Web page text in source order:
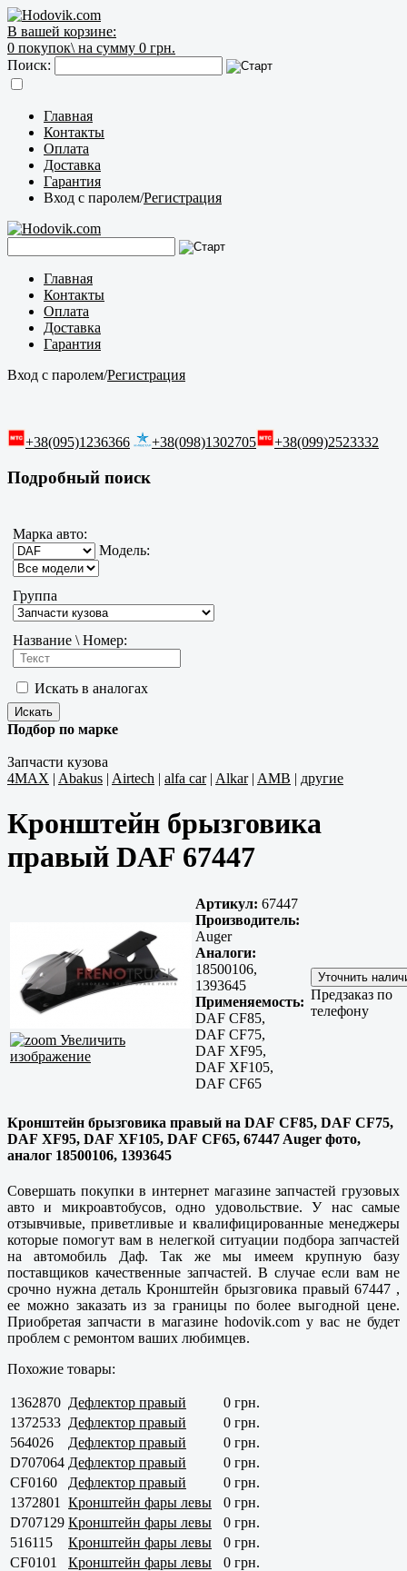
В вашей корзине:
0 покупок\ на сумму 0 грн.
Поиск:
Главная
Контакты
Оплата
Доставка
Гарантия
Вход с паролем/Регистрация
Главная
Контакты
Оплата
Доставка
Гарантия
Вход с паролем/Регистрация
+38(095)1236366 +38(098)1302705 +38(099)2523332
Подробный поиск
Марка авто:
Модель:
Группа
Название \ Номер:
Искать в аналогах
Подбор по марке
Запчасти кузова
4MAX | Abakus | Airtech | alfa car| Alkar| AMB | другие
Кронштейн брызговика
правый DAF 67447
Увеличить
изображение
Артикул: 67447
Производитель:
Auger
Аналоги:
18500106,
1393645
Применяемость:
DAF CF85,
DAF CF75,
DAF XF95,
DAF XF105,
DAF CF65
Предзаказ по
телефону
Кронштейн брызговика правый на DAF CF85, DAF CF75,
DAF XF95, DAF XF105, DAF CF65, 67447 Auger фото,
аналог 18500106, 1393645
Совершать покупки в интернет магазине запчастей грузовых
авто и микроавтобусов, одно удовольствие. У нас самые
отзывчивые, приветливые и квалифицированные менеджеры
которые помогут вам в нелегкой ситуации подбора запчастей
на автомобиль Даф. Так же мы имеем крупную базу
поставщиков качественные запчастей. В случае если вам не
срочно нужна деталь Кронштейн брызговика правый 67447 ,
ее можно заказать из за границы по более выгодной цене.
Приобретая запчасти в магазине hodovik.com у вас не будет
проблем с ремонтом ваших любимцев.
Похожие товары:
1362870 Дефлектор правый
0 грн.
1372533 Дефлектор правый
0 грн.
564026
Дефлектор правый
0 грн.
D707064 Дефлектор правый
0 грн.
CF0160
Дефлектор правый
0 грн.
1372801
Кронштейн фары левы
0 грн.
D707129 Кронштейн фары левы
0 грн.
516115
Кронштейн фары левы
0 грн.
CF0101
Кронштейн фары левы
0 грн.